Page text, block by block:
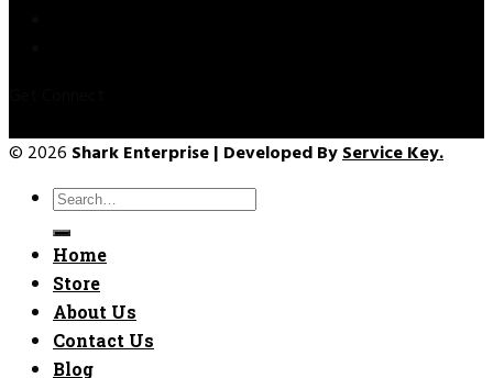
© 2026 Shark Enterprise | Developed ByService Key.
Search
for:
Home
Store
About Us
Contact Us
Blog